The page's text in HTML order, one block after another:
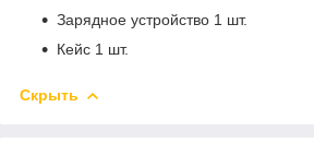
Зарядное устройство 1 шт.
Кейс 1 шт.
Скрыть